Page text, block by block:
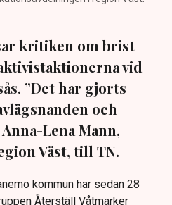
kritiken om brist
vid
”Det har gjorts
och
Lena Mann,
Väst, till TN.
kommun har sedan 28
Återställ Våtmarker